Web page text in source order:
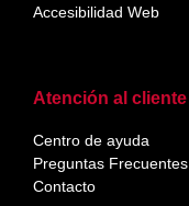
Atención al cliente
Centro de ayuda
Preguntas Frecuentes
Contacto
Accesibilidad Web